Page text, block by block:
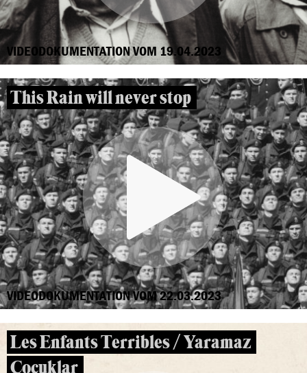
VIDEODOKUMENTATION VOM 19.04.2023
This Rain will never stop
VIDEODOKUMENTATION VOM 22.03.2023
Les Enfants Terribles / Yaramaz
Çocuklar